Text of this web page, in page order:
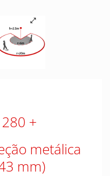
metálica
mm)